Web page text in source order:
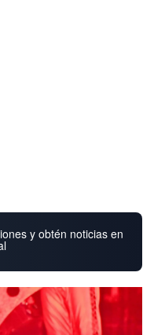
y obtén noticias en